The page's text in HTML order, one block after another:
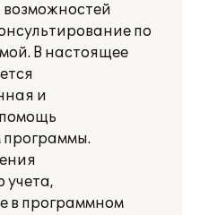
по
В настоящее
и
программы.
учета,
в программном